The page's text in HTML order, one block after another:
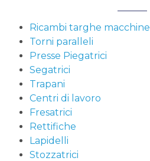
Ricambi targhe macchine
Torni paralleli
Presse Piegatrici
Segatrici
Trapani
Centri di lavoro
Fresatrici
Rettifiche
Lapidelli
Stozzatrici